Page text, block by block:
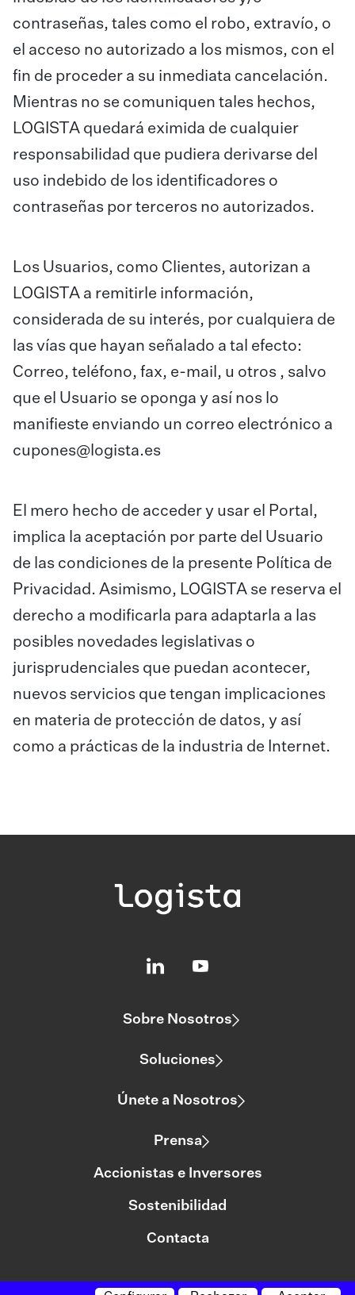
contraseñas, tales como el robo, extravío, o
el acceso no autorizado a los mismos, con el
fin de proceder a su inmediata cancelación.
Mientras no se comuniquen tales hechos,
LOGISTA quedará eximida de cualquier
responsabilidad que pudiera derivarse del
uso indebido de los identificadores o
contraseñas por terceros no autorizados.
Los Usuarios, como Clientes, autorizan a
LOGISTA a remitirle información,
considerada de su interés, por cualquiera de
las vías que hayan señalado a tal efecto:
Correo, teléfono, fax, e-mail, u otros , salvo
que el Usuario se oponga y así nos lo
manifieste enviando un correo electrónico a
cupones@logista.es
El mero hecho de acceder y usar el Portal,
implica la aceptación por parte del Usuario
de las condiciones de la presente Política de
Privacidad. Asimismo, LOGISTA se reserva el
derecho a modificarla para adaptarla a las
posibles novedades legislativas o
jurisprudenciales que puedan acontecer,
nuevos servicios que tengan implicaciones
en materia de protección de datos, y así
como a prácticas de la industria de Internet.
Sobre Nosotros
Soluciones
Únete a Nosotros
Prensa
Accionistas e Inversores
Sostenibilidad
Contacta